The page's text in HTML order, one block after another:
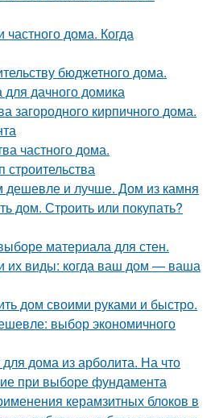
дома. Когда
бюджетного дома.
дачного домика
загородного кирпичного дома.
частного дома.
строительства
дешевле и лучше. Дом из камня
дом. Строить или покупать?
материала для стен.
их виды: когда ваш дом — ваша
дом своими руками и быстро.
выбор экономичного
дома из арболита. На что
при выборе фундамента
керамзитных блоков в